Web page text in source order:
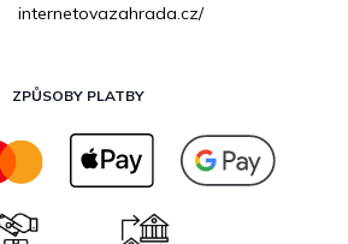
internetovazahrada.cz/
ZPŮSOBY PLATBY